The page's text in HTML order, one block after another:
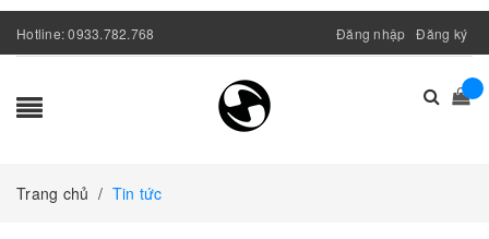
Hotline:0933.782.768 Đăng nhập Đăng ký
Trang chủ / Tin tức